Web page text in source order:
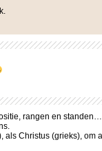
rangen en
Christus (grieks), om